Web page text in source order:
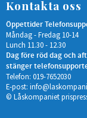
Kontakta oss
Öppettider
Måndag - Fredag 10-14
Lunch 11.30 - 12.30
Dag före röd dag och
stänger
Telefon: 019-7652030
E-post:
© Låskompaniet